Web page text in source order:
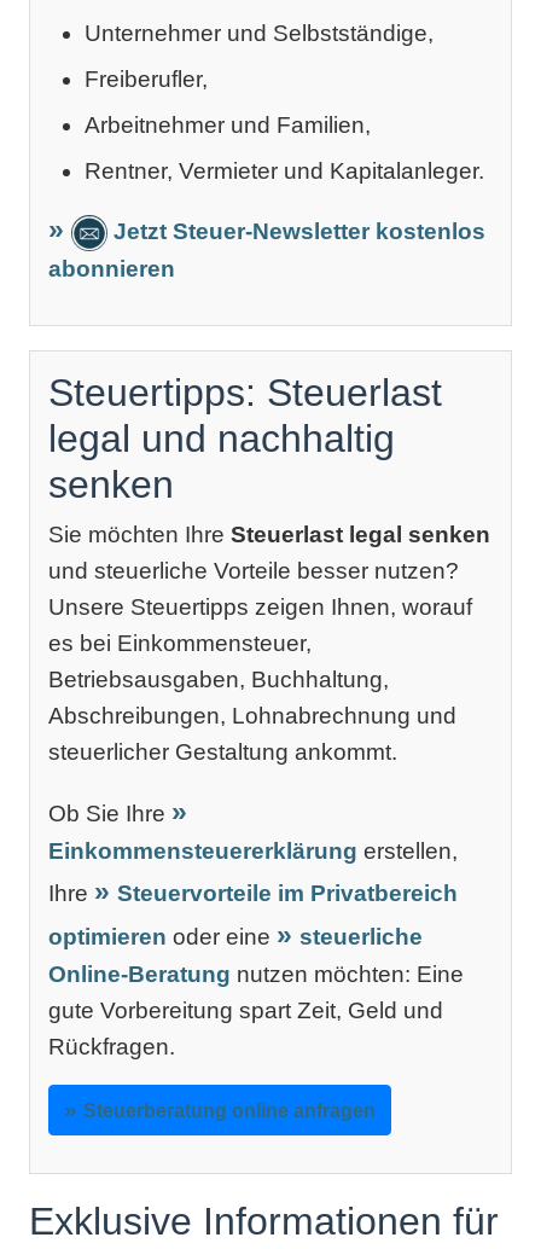
Unternehmer und Selbstständige,
Freiberufler,
Arbeitnehmer und Familien,
Rentner, Vermieter und Kapitalanleger.
Jetzt Steuer-Newsletter kostenlos
abonnieren
Steuertipps: Steuerlast
legal und nachhaltig
senken
Sie möchten Ihre Steuerlast legal senken
und steuerliche Vorteile besser nutzen?
Unsere Steuertipps zeigen Ihnen, worauf
es bei Einkommensteuer,
Betriebsausgaben, Buchhaltung,
Abschreibungen, Lohnabrechnung und
steuerlicher Gestaltung ankommt.
Ob Sie Ihre
Einkommensteuererklärung erstellen,
Ihre
Steuervorteile im Privatbereich
optimieren oder eine
steuerliche
Online-Beratung nutzen möchten: Eine
gute Vorbereitung spart Zeit, Geld und
Rückfragen.
Steuerberatung online anfragen
Exklusive Informationen für